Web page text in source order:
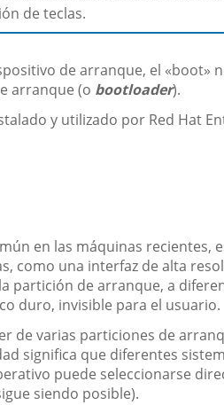
de teclas.
de arranque, el «boot»
arranque (o bootloader).
y utilizado por Red Hat
en las máquinas recientes,
como una interfaz de alta
partición de arranque, a
duro, invisible para el usuario.
de varias particiones de
significa que diferentes
puede seleccionarse
siendo posible).